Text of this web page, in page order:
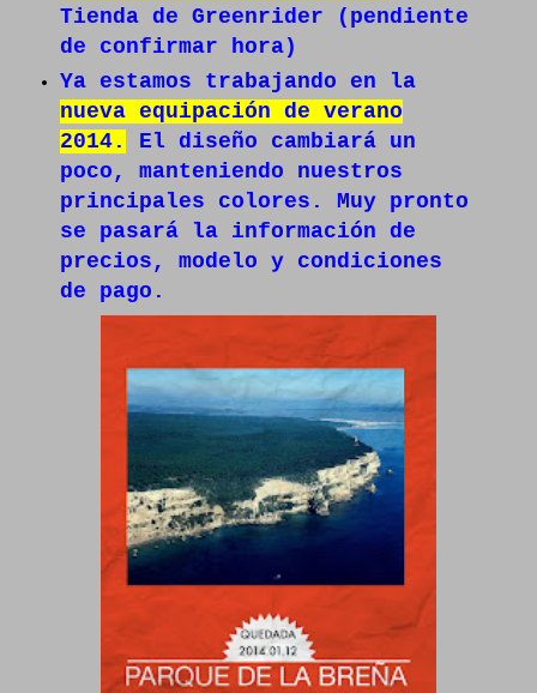
Tienda de Greenrider (pendiente
de confirmar hora)
Ya estamos trabajando en la
nueva equipación de verano
2014.
El diseño cambiará un
poco, manteniendo nuestros
principales colores. Muy pronto
se pasará la información de
precios, modelo y condiciones
de pago.